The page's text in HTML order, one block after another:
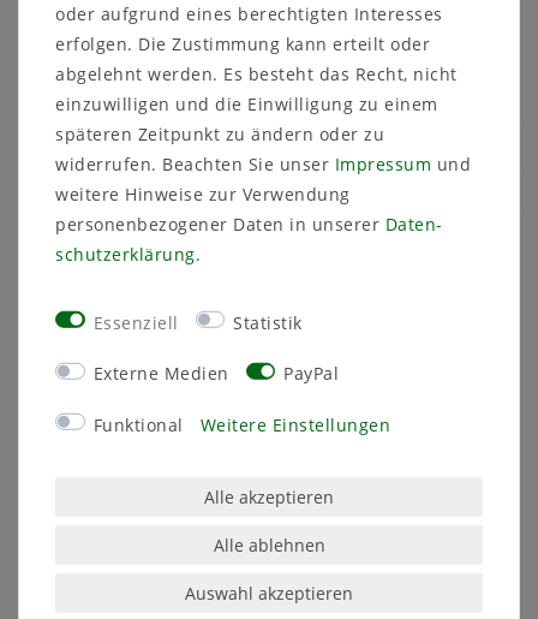
Sicher
einkaufen
Schneller
Versand
Kostenlose
Beratung
Beschreibung
Technische Daten
Weitere Details
Der Keramikübertopf Basel von SK Soendgen
Keramik ist ein hochwertiges Produkt aus dem
Westerwald. Die zeitlose Form bietet eine ideale
Passform für nahezu alle gängigen Pflanztöpfe.
Die modernen Farbvarianten mit glänzender
Größen von ø8 bis 24 cm und der eleganten
Farbe Bordeaux, verleiht der Übertopf Basel
Ihrem Pflanzendesign eine stilvolle Note.
, Höhe: 7 cm
oder aufgrund eines berechtigten Interesses
erfolgen. Die Zustimmung kann erteilt oder
abgelehnt werden. Es besteht das Recht, nicht
einzuwilligen und die Einwilligung zu einem
späteren Zeitpunkt zu ändern oder zu
widerrufen. Beachten Sie unser Impressum und
weitere Hinweise zur Verwendung
personenbezogener Daten in unserer Daten­
schutz­erklärung.
Essenziell Statistik
Externe Medien PayPal
Funktional Weitere Einstellungen
Alle akzeptieren
Alle ablehnen
Auswahl akzeptieren